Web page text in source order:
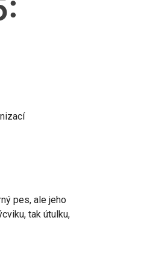
pes, ale jeho
tak útulku,